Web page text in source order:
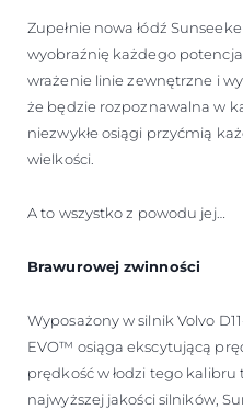
Zupełnie nowa łódź
wyobraźnię każdego
wrażenie linie zewnętrzne i
że będzie rozpoznawalna w
niezwykłe osiągi przyćmią
wielkości.
A to wszystko z powodu jej…
Brawurowej zwinności
Wyposażony w silnik Volvo
EVO™ osiąga ekscytującą
prędkość w łodzi tego
najwyższej jakości silników,